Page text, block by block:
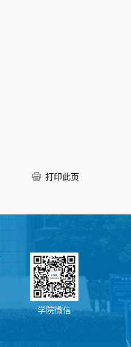
打印此页
学院微信